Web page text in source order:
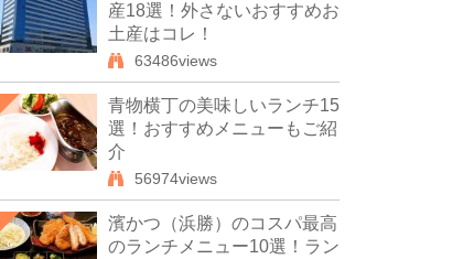
産18選！外さないおすすめお
土産はコレ！
63486views
青物横丁の美味しいランチ15
選！おすすめメニューもご紹
介
56974views
濱かつ（浜勝）のコスパ最高
のランチメニュー10選！ラン